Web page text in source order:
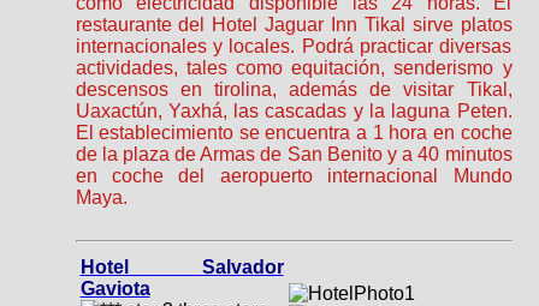
restaurante del Hotel Jaguar Inn Tikal sirve platos
internacionales y locales. Podrá practicar diversas
actividades, tales como equitación, senderismo y
descensos en tirolina, además de visitar Tikal,
Uaxactún, Yaxhá, las cascadas y la laguna Peten.
El establecimiento se encuentra a 1 hora en coche
de la plaza de Armas de San Benito y a 40 minutos
en coche del aeropuerto internacional Mundo
Maya.
Hotel Salvador
Gaviota